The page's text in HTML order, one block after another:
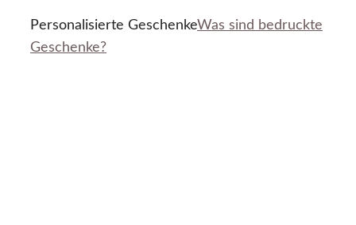
Personalisierte GeschenkeWas sind bedruckte
Geschenke?